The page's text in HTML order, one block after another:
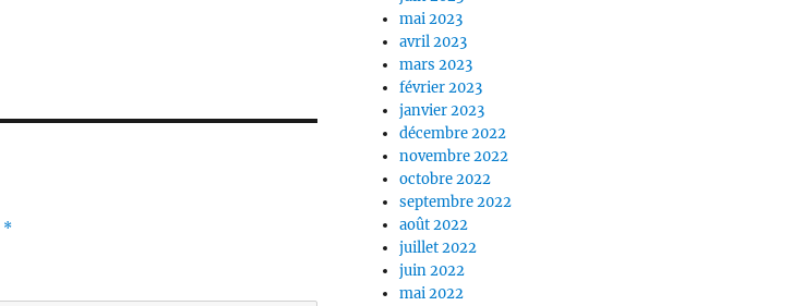
*
mai 2023
avril 2023
mars 2023
février 2023
janvier 2023
décembre 2022
novembre 2022
octobre 2022
septembre 2022
août 2022
juillet 2022
juin 2022
mai 2022